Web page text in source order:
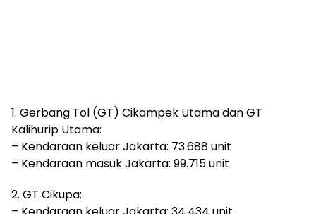
1. Gerbang Tol (GT) Cikampek Utama dan GT
Kalihurip Utama:
– Kendaraan keluar Jakarta: 73.688 unit
– Kendaraan masuk Jakarta: 99.715 unit
2. GT Cikupa: